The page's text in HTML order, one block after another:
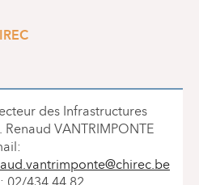
des Infrastructures
Renaud VANTRIMPONTE